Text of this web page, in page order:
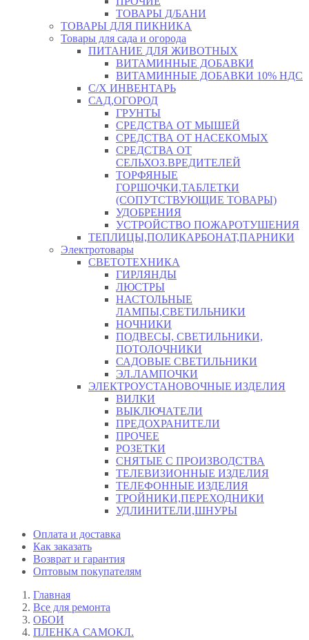
ТОВАРЫ Д/БАНИ
ТОВАРЫ ДЛЯ ПИКНИКА
Товары для сада и огорода
ПИТАНИЕ ДЛЯ ЖИВОТНЫХ
ВИТАМИННЫЕ ДОБАВКИ
ВИТАМИННЫЕ ДОБАВКИ 10% НДС
С/Х ИНВЕНТАРЬ
САД,ОГОРОД
ГРУНТЫ
СРЕДСТВА ОТ МЫШЕЙ
СРЕДСТВА ОТ НАСЕКОМЫХ
СРЕДСТВА ОТ
СЕЛЬХОЗ.ВРЕДИТЕЛЕЙ
ТОРФЯНЫЕ
ГОРШОЧКИ,ТАБЛЕТКИ
(СОПУТСТВУЮЩИЕ ТОВАРЫ)
УДОБРЕНИЯ
УСТРОЙСТВО ПОЖАРОТУШЕНИЯ
ТЕПЛИЦЫ,ПОЛИКАРБОНАТ,ПАРНИКИ
Электротовары
СВЕТОТЕХНИКА
ГИРЛЯНДЫ
ЛЮСТРЫ
НАСТОЛЬНЫЕ
ЛАМПЫ,СВЕТИЛЬНИКИ
НОЧНИКИ
ПОДВЕСЫ, СВЕТИЛЬНИКИ,
ПОТОЛОЧНИКИ
САДОВЫЕ СВЕТИЛЬНИКИ
ЭЛ.ЛАМПОЧКИ
ЭЛЕКТРОУСТАНОВОЧНЫЕ ИЗДЕЛИЯ
ВИЛКИ
ВЫКЛЮЧАТЕЛИ
ПРЕДОХРАНИТЕЛИ
ПРОЧЕЕ
РОЗЕТКИ
СНЯТЫЕ С ПРОИЗВОДСТВА
ТЕЛЕВИЗИОННЫЕ ИЗДЕЛИЯ
ТЕЛЕФОННЫЕ ИЗДЕЛИЯ
ТРОЙНИКИ,ПЕРЕХОДНИКИ
УДЛИНИТЕЛИ,ШНУРЫ
Оплата и доставка
Как заказать
Возврат и гарантия
Оптовым покупателям
Главная
Все для ремонта
ОБОИ
ПЛЕНКА САМОКЛ.